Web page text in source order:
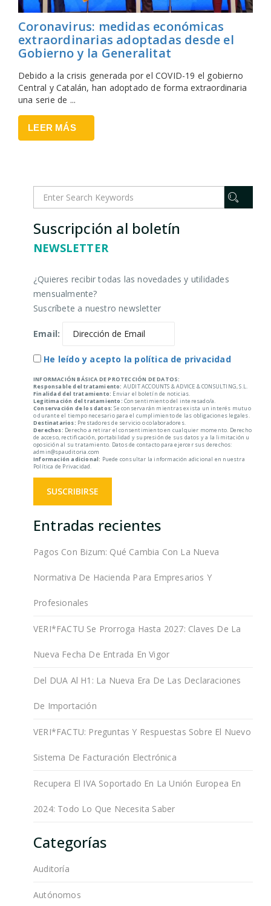
Coronavirus: medidas económicas
extraordinarias adoptadas desde el
Gobierno y la Generalitat
Debido a la crisis generada por el COVID-19 el gobierno
Central y Catalán, han adoptado de forma extraordinaria
una serie de ...
LEER MÁS
Suscripción al boletín
NEWSLETTER
¿Quieres recibir todas las novedades y utilidades
mensualmente?
Suscríbete a nuestro newsletter
Email:
He leído y acepto la política de privacidad
INFORMACIÓN BÁSICA DE PROTECCIÓN DE DATOS:
Responsable del tratamiento: AUDIT ACCOUNTS & ADVICE & CONSULTING, S.L.
Finalidad del tratamiento: Enviar el boletín de noticias.
Legitimación del tratamiento: Consentimiento del interesado/a.
Conservación de los datos: Se conservarán mientras exista un interés mutuo
o durante el tiempo necesario para el cumplimiento de las obligaciones legales.
Destinatarios: Prestadores de servicio o colaboradores.
Derechos: Derecho a retirar el consentimiento en cualquier momento. Derecho
de acceso, rectificación, portabilidad y supresión de sus datos y a la limitación u
oposición al su tratamiento. Datos de contacto para ejercer sus derechos:
admin@spauditoria.com
Información adicional: Puede consultar la información adicional en nuestra
Política de Privacidad.
Entradas recientes
Pagos Con Bizum: Qué Cambia Con La Nueva
Normativa De Hacienda Para Empresarios Y
Profesionales
VERI*FACTU Se Prorroga Hasta 2027: Claves De La
Nueva Fecha De Entrada En Vigor
Del DUA Al H1: La Nueva Era De Las Declaraciones
De Importación
VERI*FACTU: Preguntas Y Respuestas Sobre El Nuevo
Sistema De Facturación Electrónica
Recupera El IVA Soportado En La Unión Europea En
2024: Todo Lo Que Necesita Saber
Categorías
Auditoría
Autónomos